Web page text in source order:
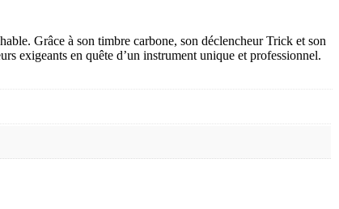
Grâce à son timbre carbone, son déclencheur Trick et son
exigeants en quête d’un instrument unique et professionnel.